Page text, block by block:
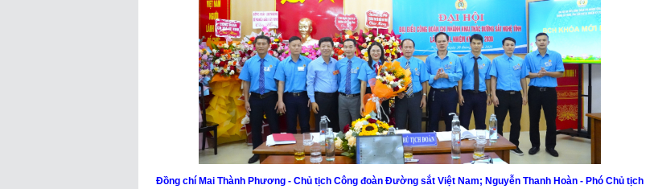
Đồng chí Mai Thành Phương - Chủ tịch Công đoàn Đường sắt Việt Nam; Nguyễn Thanh Hoàn - Phó Chủ tịch